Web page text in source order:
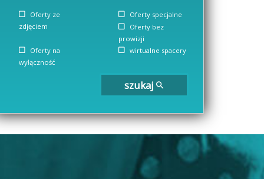
Oferty ze
zdjęciem
Oferty specjalne
Oferty bez
prowizji
Oferty na
wyłączność
wirtualne spacery
szukaj